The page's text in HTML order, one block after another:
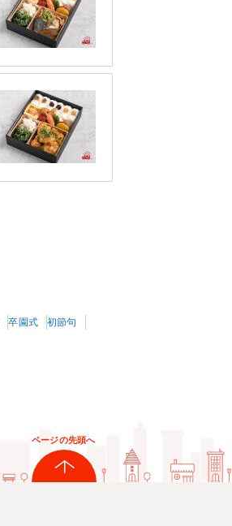
卒園式
初節句
ページの先頭へ